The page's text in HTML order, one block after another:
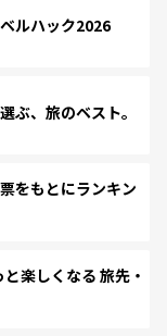
ルハック2026
、旅のベスト。
をもとにランキン
楽しくなる 旅先・